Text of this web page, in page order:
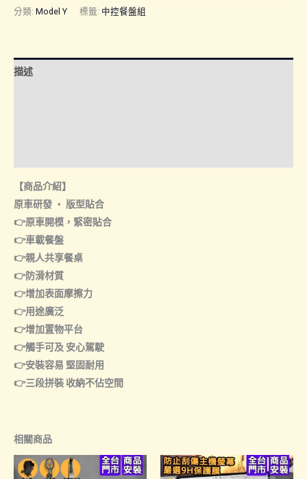
｜
餐
分類: Model Y 標籤: 中控餐盤組
描述
【商品介紹】
原車研發 ‧ 版型貼合
👉原車開模，緊密貼合
👉車載餐盤
👉親人共享餐桌
👉防滑材質
👉增加表面摩擦力
👉用途廣泛
👉增加置物平台
👉觸手可及 安心駕駛
👉安裝容易 堅固耐用
👉三段拼裝 收納不佔空間
相關商品